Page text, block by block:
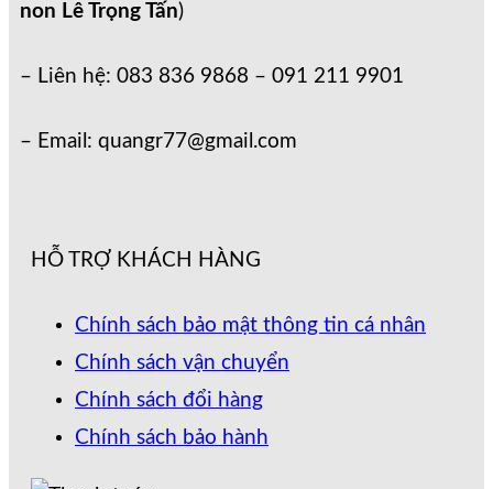
non Lê Trọng Tấn)
– Liên hệ: 083 836 9868 – 091 211 9901
– Email: quangr77@gmail.com
HỖ TRỢ KHÁCH HÀNG
Chính sách bảo mật thông tin cá nhân
Chính sách vận chuyển
Chính sách đổi hàng
Chính sách bảo hành